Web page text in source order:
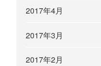
2017年4月
2017年3月
2017年2月